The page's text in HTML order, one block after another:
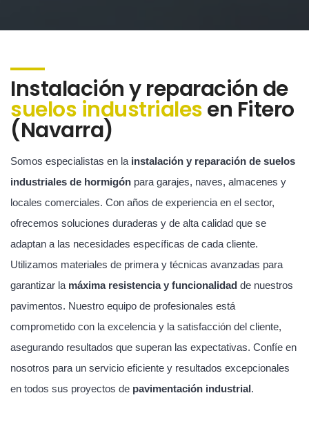
Instalación y reparación de
suelos industrialesen Fitero
(Navarra)
Somos especialistas en la instalación y reparación de suelos
industriales de hormigón para garajes, naves, almacenes y
locales comerciales. Con años de experiencia en el sector,
ofrecemos soluciones duraderas y de alta calidad que se
adaptan a las necesidades específicas de cada cliente.
Utilizamos materiales de primera y técnicas avanzadas para
garantizar la máxima resistencia y funcionalidad de nuestros
pavimentos. Nuestro equipo de profesionales está
comprometido con la excelencia y la satisfacción del cliente,
asegurando resultados que superan las expectativas. Confíe en
nosotros para un servicio eficiente y resultados excepcionales
en todos sus proyectos de pavimentación industrial.